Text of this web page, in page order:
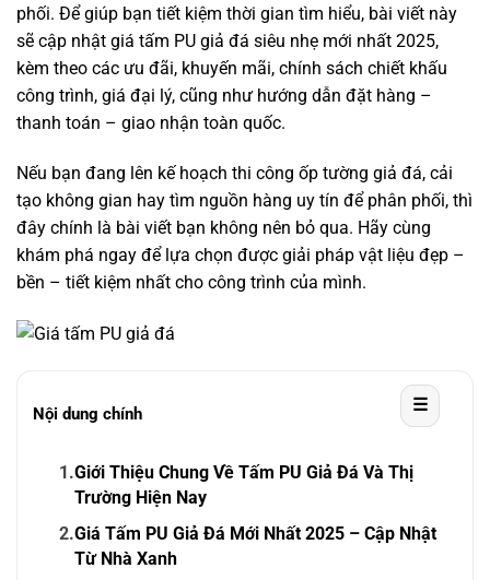
phối. Để giúp bạn tiết kiệm thời gian tìm hiểu, bài viết này
sẽ cập nhật giá tấm PU giả đá siêu nhẹ mới nhất 2025,
kèm theo các ưu đãi, khuyến mãi, chính sách chiết khấu
công trình, giá đại lý, cũng như hướng dẫn đặt hàng –
thanh toán – giao nhận toàn quốc.
Nếu bạn đang lên kế hoạch thi công ốp tường giả đá, cải
tạo không gian hay tìm nguồn hàng uy tín để phân phối, thì
đây chính là bài viết bạn không nên bỏ qua. Hãy cùng
khám phá ngay để lựa chọn được giải pháp vật liệu đẹp –
bền – tiết kiệm nhất cho công trình của mình.
Nội dung chính ☰
1.Giới Thiệu Chung Về Tấm PU Giả Đá Và Thị
Trường Hiện Nay
2.Giá Tấm PU Giả Đá Mới Nhất 2025 – Cập Nhật
Từ Nhà Xanh